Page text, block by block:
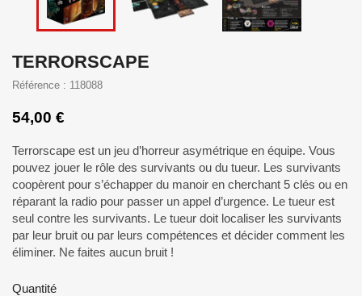
TERRORSCAPE
Référence : 118088
54,00 €
Terrorscape est un jeu d’horreur asymétrique en équipe. Vous
pouvez jouer le rôle des survivants ou du tueur. Les survivants
coopèrent pour s’échapper du manoir en cherchant 5 clés ou en
réparant la radio pour passer un appel d’urgence. Le tueur est
seul contre les survivants. Le tueur doit localiser les survivants
par leur bruit ou par leurs compétences et décider comment les
éliminer. Ne faites aucun bruit !
Quantité